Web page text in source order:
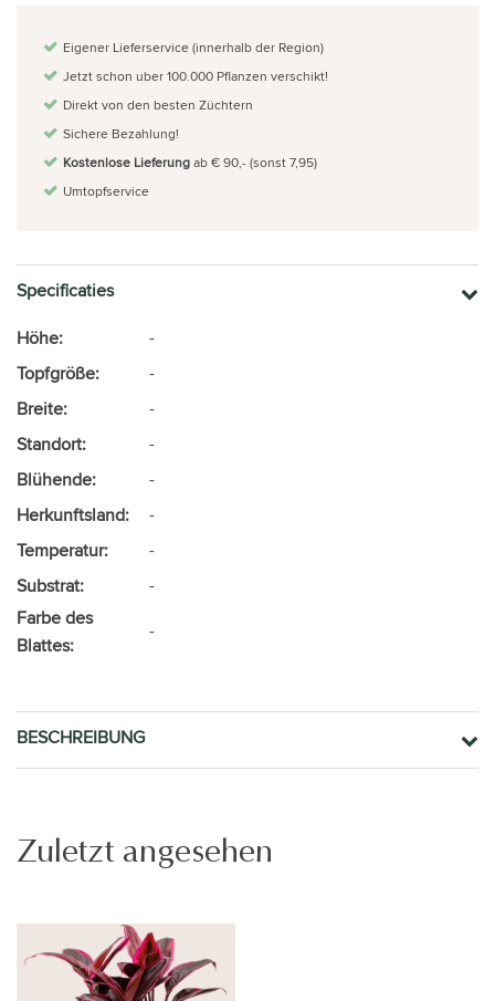
Eigener Lieferservice (innerhalb der Region)
Jetzt schon uber 100.000 Pflanzen verschikt!
Direkt von den besten Züchtern
Sichere Bezahlung!
Kostenlose Lieferungab € 90,- (sonst 7,95)
Umtopfservice
Specificaties
Höhe:
-
Topfgröße:
-
Breite:
-
Standort:
-
Blühende:
-
Herkunftsland:
-
Temperatur:
-
Substrat:
-
Farbe des
Blattes:
-
BESCHREIBUNG
Zuletzt angesehen